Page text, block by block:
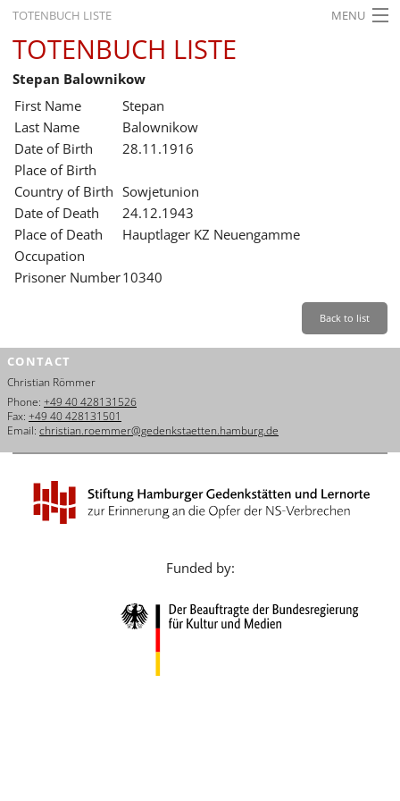
TOTENBUCH LISTE MENU
STARTSEITE
AUSSTELLUNGEN
GESCHICHTE
BILDUNG
FORSCHUNG
SERVICE
Leichte Sprache
Dansk
Español
Italiano
Nederlands
Português
TOTENBUCH LISTE
Stepan Balownikow
First Name
Stepan
Last Name
Balownikow
Date of Birth
28.11.1916
Place of Birth
Country of Birth Sowjetunion
Date of Death
24.12.1943
Place of Death
Hauptlager KZ Neuengamme
Occupation
Prisoner Number10340
Back to list
CONTACT
Christian Römmer
Phone: +49 40 428131526
Fax: +49 40 428131501
Email: christian.roemmer@gedenkstaetten.hamburg.de
Funded by: